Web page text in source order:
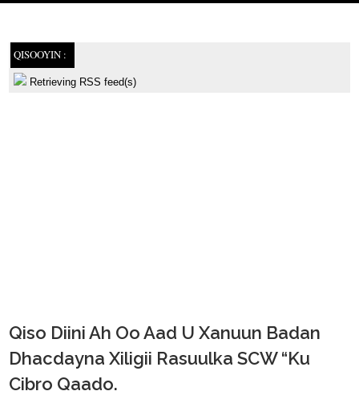
QISOOYIN :
Retrieving RSS feed(s)
Qiso Diini Ah Oo Aad U Xanuun Badan
Dhacdayna Xiligii Rasuulka SCW “Ku
Cibro Qaado.